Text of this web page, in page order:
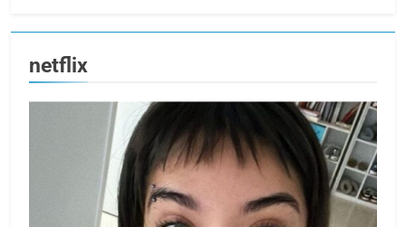
netflix